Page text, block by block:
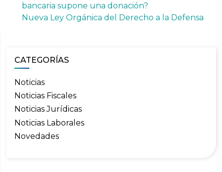
bancaria supone una donación?
Nueva Ley Orgánica del Derecho a la Defensa
CATEGORÍAS
Noticias
Noticias Fiscales
Noticias Jurídicas
Noticias Laborales
Novedades